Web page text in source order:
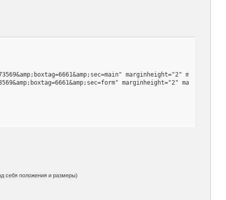
marginheight="2"
marginheight="2"
себя положения и размеры)